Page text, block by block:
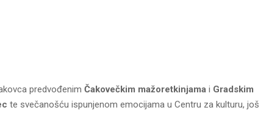
predvođenim Čakovečkim mažoretkinjama i Gradskim
te svečanošću ispunjenom emocijama u Centru za kulturu, još